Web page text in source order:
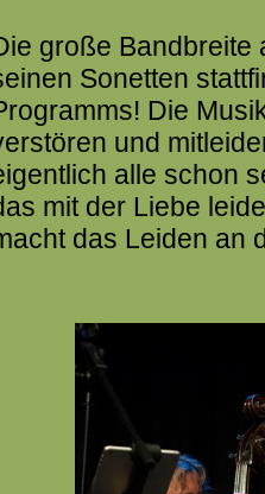
große Bandbreite
Sonetten
Die
und
alle schon
mit der Liebe
das Leiden an